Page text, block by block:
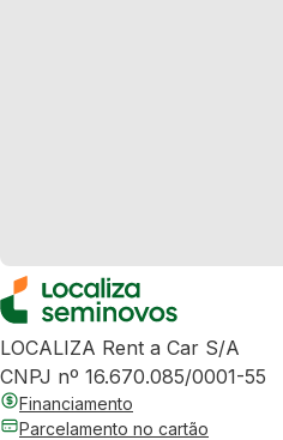
LOCALIZA Rent a Car S/A
CNPJ nº 16.670.085/0001-55
Financiamento
Parcelamento no cartão